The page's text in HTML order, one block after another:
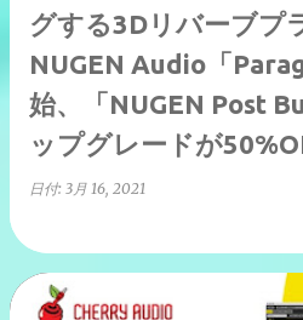
グする3Dリバーブプ
NUGEN Audio「
始、「NUGEN Post
ップグレードが
日付: 3月 16, 2021